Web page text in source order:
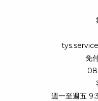
免
週一至週五